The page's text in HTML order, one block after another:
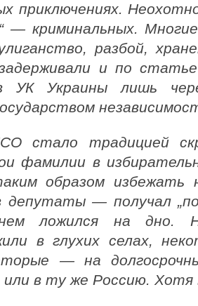
приключениях.
— криминальных.
разбой,
и по статье
УК Украины лишь
стало традицией
фамилии в
образом избежать
депутаты — получал
ложился на дно.
в глухих селах,
— на
в ту же Россию. Хотя